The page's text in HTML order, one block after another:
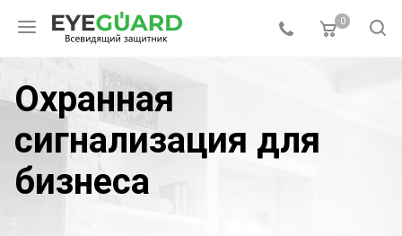
0
Охранная
сигнализация для
бизнеса